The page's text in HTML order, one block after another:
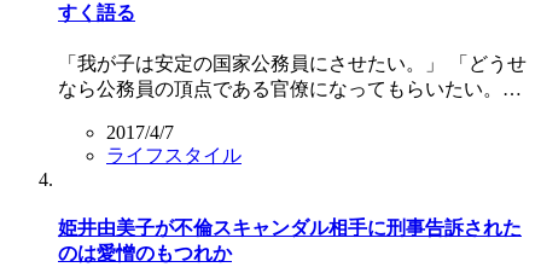
すく語る
「我が子は安定の国家公務員にさせたい。」 「どうせ
なら公務員の頂点である官僚になってもらいたい。…
2017/4/7
ライフスタイル
姫井由美子が不倫スキャンダル相手に刑事告訴された
のは愛憎のもつれか